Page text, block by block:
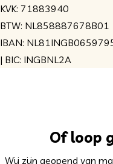
KVK: 71883940
BTW: NL858887678B01
IBAN:
| BIC: INGBNL2A
Of loop
Wij zijn geopend van